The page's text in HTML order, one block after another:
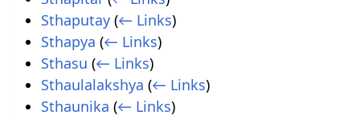
Sthaputay (← Links)
Sthapya (← Links)
Sthasu (← Links)
Sthaulalakshya (← Links)
Sthaunika (← Links)